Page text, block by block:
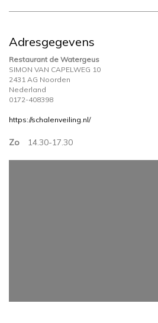
Adresgegevens
Restaurant de Watergeus
SIMON VAN CAPELWEG 10
2431 AG Noorden
Nederland
0172-408398
https://schalenveiling.nl/
Zo 14.30-17.30